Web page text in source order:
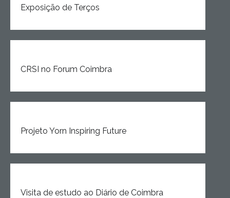
Exposição de Terços
CRSI no Forum Coimbra
Projeto Yorn Inspiring Future
Visita de estudo ao Diário de Coimbra